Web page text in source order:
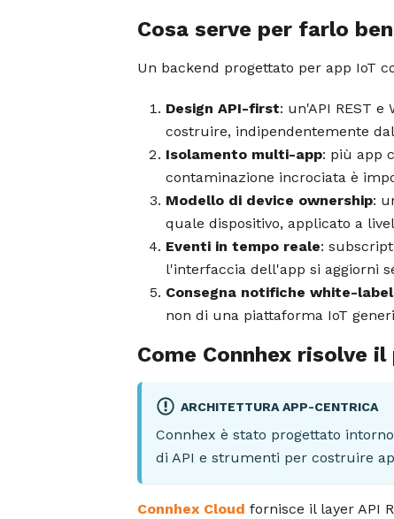
Cosa serve per farlo
Un backend progettato per app IoT
Design API-first: un'API REST
costruire, indipendentemente
Isolamento multi-app: più app
contaminazione incrociata è
Modello di device ownership:
quale dispositivo, applicato a
Eventi in tempo reale:
l'interfaccia dell'app si aggiorni
Consegna notifiche white-label
non di una piattaforma IoT
Come Connhex risolve
ARCHITETTURA APP-CENTRICA
Connhex è stato progettato
di API e strumenti per costruire
Connhex Cloud fornisce il layer API